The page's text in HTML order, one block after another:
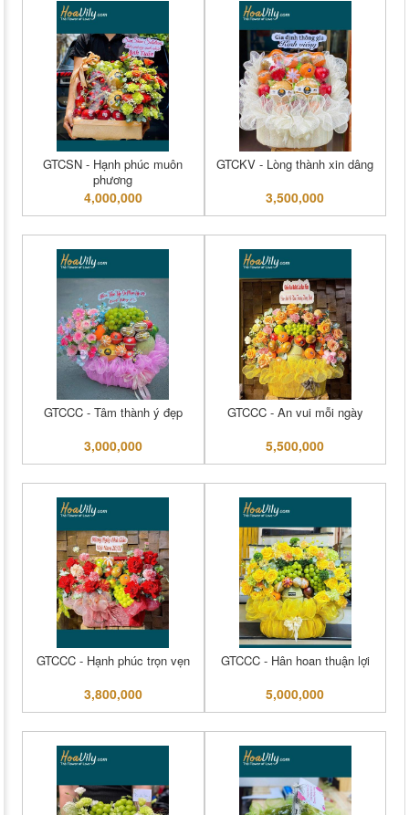
GTCSN - Hạnh phúc muôn
phương
4,000,000
GTCKV - Lòng thành xin dâng
3,500,000
GTCCC - Tâm thành ý đẹp
3,000,000
GTCCC - An vui mỗi ngày
5,500,000
GTCCC - Hạnh phúc trọn vẹn
3,800,000
GTCCC - Hân hoan thuận lợi
5,000,000